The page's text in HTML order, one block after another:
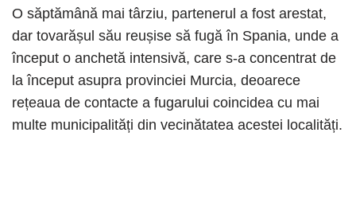
O săptămână mai târziu, partenerul a fost arestat,
dar tovarășul său reușise să fugă în Spania, unde a
început o anchetă intensivă, care s-a concentrat de
la început asupra provinciei Murcia, deoarece
rețeaua de contacte a fugarului coincidea cu mai
multe municipalități din vecinătatea acestei localități.